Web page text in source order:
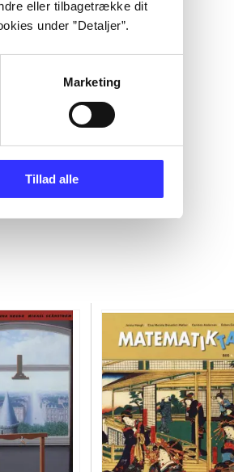
eller tilbagetrække dit
under ”Detaljer”.
Marketing
Tillad alle